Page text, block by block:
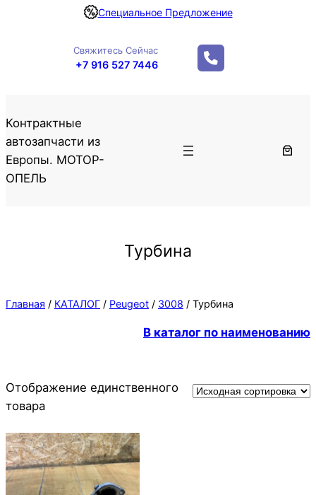
r
Специальное Предложение
Свяжитесь Сейчас
+7 916 527 7446
Контрактные
автозапчасти из
Европы. МОТОР-
ОПЕЛЬ
Турбина
Главная / КАТАЛОГ / Peugeot / 3008 / Турбина
В каталог по наименованию
Отображение единственного
товара